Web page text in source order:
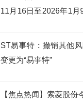
11月16日至2026年1月
ST易事特：撤销其他
变更为“易事特”
【焦点热闻】索菱股份